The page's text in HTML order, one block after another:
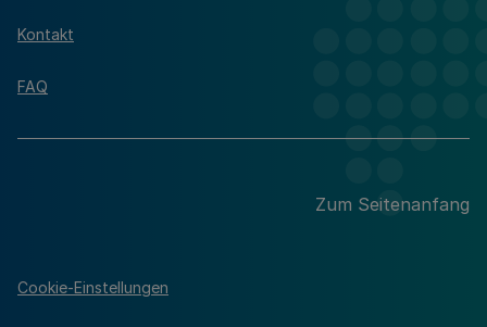
Kontakt
FAQ
Zum Seitenanfang
Cookie-Einstellungen